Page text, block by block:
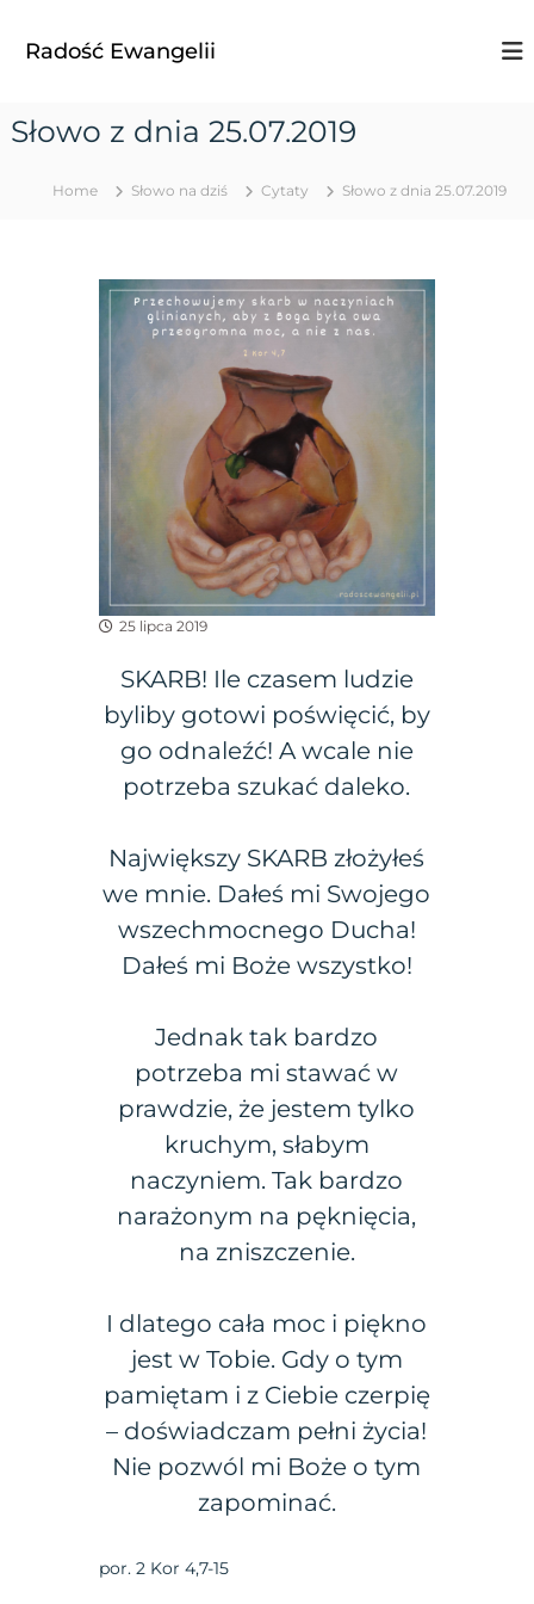
Radość Ewangelii
Słowo z dnia 25.07.2019
Home Słowo na dziś Cytaty Słowo z dnia 25.07.2019
25 lipca 2019
SKARB! Ile czasem ludzie
byliby gotowi poświęcić, by
go odnaleźć! A wcale nie
potrzeba szukać daleko.
Największy SKARB złożyłeś
we mnie. Dałeś mi Swojego
wszechmocnego Ducha!
Dałeś mi Boże wszystko!
Jednak tak bardzo
potrzeba mi stawać w
prawdzie, że jestem tylko
kruchym, słabym
naczyniem. Tak bardzo
narażonym na pęknięcia,
na zniszczenie.
I dlatego cała moc i piękno
jest w Tobie. Gdy o tym
pamiętam i z Ciebie czerpię
– doświadczam pełni życia!
Nie pozwól mi Boże o tym
zapominać.
por. 2 Kor 4,7-15